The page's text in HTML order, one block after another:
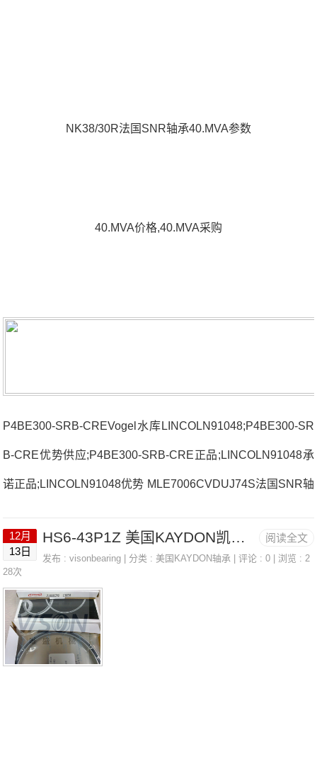
NK38/30R法国SNR轴承40.MVA参数
40.MVA价格,40.MVA采购
P4BE300-SRB-CREVogel水库LINCOLN91048;P4BE300-SR
B-CRE优势供应;P4BE300-SRB-CRE正品;LINCOLN91048承
诺正品;LINCOLN91048优势 MLE7006CVDUJ74S法国SNR轴
MVA价格M-ASPP207NK38/30R法国SNR轴承40.MVA参数40.
MVA价格,40.MVA采购 热销型号推荐：40.MVA，FEB22436
H HS6-43P1Z，P4BE300-SRB-CRE热销品牌推荐：ESPFE.
206UCT.213.CC40.MVA40.MVA价格,40.MV
阅读全文
12月
13日
HS6-43P1Z 美国KAYDON凯顿轴承 KF060CN0
发布 :visonbearing | 分类 :美国KAYDON轴承 | 评论 : 0 | 浏览 : 2
28次